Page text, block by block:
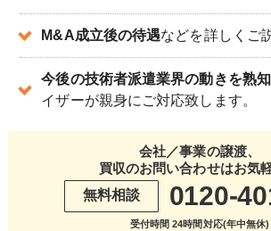
M&A成立後の待遇などを詳しくご
今後の技術者派遣業界の動きを熟知
イザーが親身にご対応致します。
会社／事業の譲渡、
買収のお問い合わせはお気
無料相談
0120-
受付時間 24時間対応(年中無休)